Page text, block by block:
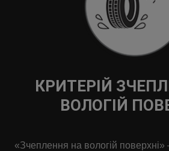
КРИТЕРІЙ
ВОЛОГІЙ
«Зчеплення на вологій поверхні»